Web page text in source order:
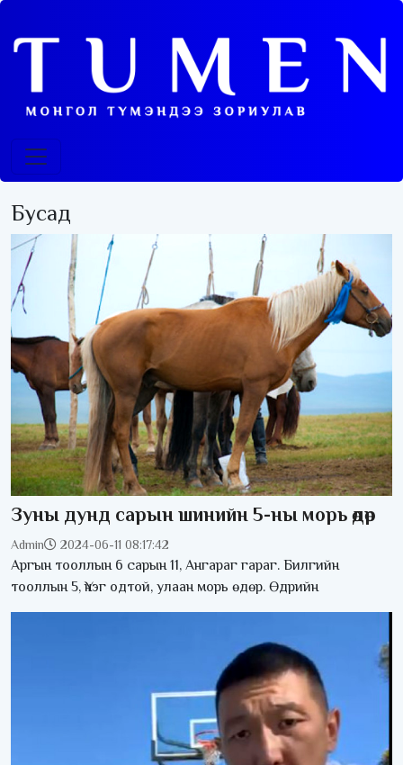
Бусад
Зуны дунд сарын шинийн 5-ны морь өдөр
Admin 2024-06-11 08:17:42
Аргын тооллын 6 сарын 11, Ангараг гараг. Билгийн
тооллын 5, Үнэг одтой, улаан морь өдөр. Өдрийн